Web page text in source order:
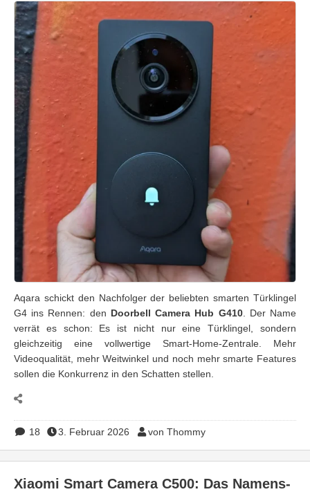
Aqara schickt den Nachfolger der beliebten smarten Türklingel
G4 ins Rennen: den Doorbell Camera Hub G410. Der Name
verrät es schon: Es ist nicht nur eine Türklingel, sondern
gleichzeitig eine vollwertige Smart-Home-Zentrale. Mehr
Videoqualität, mehr Weitwinkel und noch mehr smarte Features
sollen die Konkurrenz in den Schatten stellen.
18 3. Februar 2026 von Thommy
Xiaomi Smart Camera C500: Das Namens-